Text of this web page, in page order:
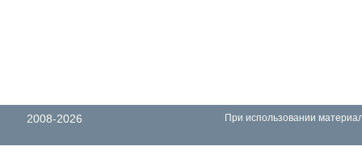
2008-2026 При использовании